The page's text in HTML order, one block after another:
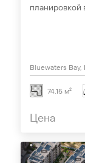
планировкой
Bluewaters
74.15 м²
Цена